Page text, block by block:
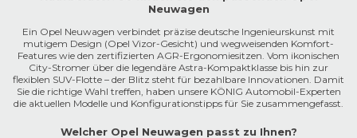
Neuwagen
Ein Opel Neuwagen verbindet präzise deutsche Ingenieurskunst mit
mutigem Design (Opel Vizor-Gesicht) und wegweisenden Komfort-
Features wie den zertifizierten AGR-Ergonomiesitzen. Vom ikonischen
City-Stromer über die legendäre Astra-Kompaktklasse bis hin zur
flexiblen SUV-Flotte – der Blitz steht für bezahlbare Innovationen. Damit
Sie die richtige Wahl treffen, haben unsere KÖNIG Automobil-Experten
die aktuellen Modelle und Konfigurationstipps für Sie zusammengefasst.
Welcher Opel Neuwagen passt zu Ihnen?